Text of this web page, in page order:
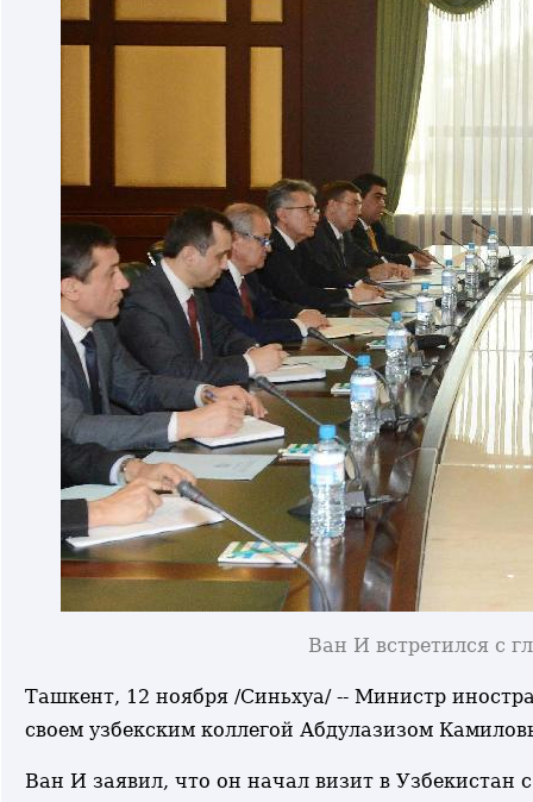
Ван И встретился с
Ташкент, 12 ноября /Синьхуа/ -- Министр
своем узбекским коллегой Абдулазизом
Ван И заявил, что он начал визит в Узбекистан